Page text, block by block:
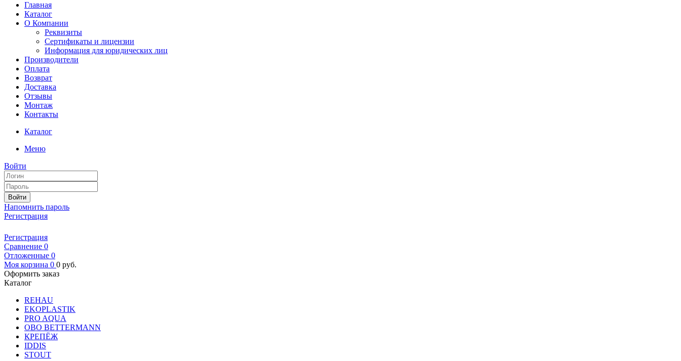
Главная
Каталог
О Компании
Реквизиты
Сертификаты и лицензии
Информация для юридических лиц
Производители
Оплата
Возврат
Доставка
Отзывы
Монтаж
Контакты
Каталог
Меню
Войти
Войти
Напомнить пароль
Регистрация
Регистрация
Сравнение 0
Отложенные 0
Моя корзина 0 0 руб.
Оформить заказ
Каталог
REHAU
EKOPLASTIK
PRO AQUA
OBO BETTERMANN
КРЕПЁЖ
IDDIS
STOUT